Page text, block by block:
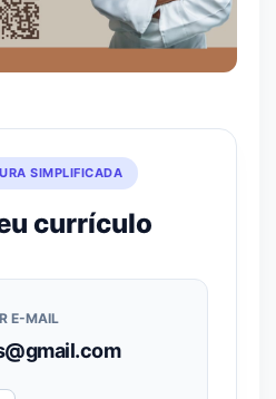
SIMPLIFICADA
currículo
E-MAIL